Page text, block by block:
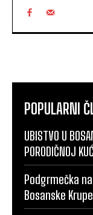
POPULARNI
UBISTVO U
PORODIČNOJ
Podgrmečka
Bosanske Krupe